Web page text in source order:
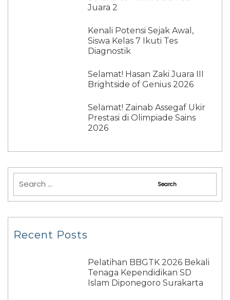
Juara 2
Kenali Potensi Sejak Awal,
Siswa Kelas 7 Ikuti Tes
Diagnostik
Selamat! Hasan Zaki Juara III
Brightside of Genius 2026
Selamat! Zainab Assegaf Ukir
Prestasi di Olimpiade Sains
2026
Recent Posts
Pelatihan BBGTK 2026 Bekali
Tenaga Kependidikan SD
Islam Diponegoro Surakarta